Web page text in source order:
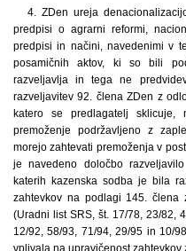
4. ZDen ureja
predpisi o agrarni reformi,
predpisi in načini, navedenimi v
posamičnih aktov, ki so bili
razveljavlja in tega ne
razveljavitev 92. člena ZDen z
katero se predlagatelj
premoženje podržavljeno z
morejo zahtevati premoženja v
je navedeno določbo
katerih kazenska sodba je bila
zahtevkov na podlagi 145. člena
(Uradni list SRS, št. 17/78, 23/82,
12/92, 58/93, 71/94, 29/95 in 10/
vplivala na upravičenost